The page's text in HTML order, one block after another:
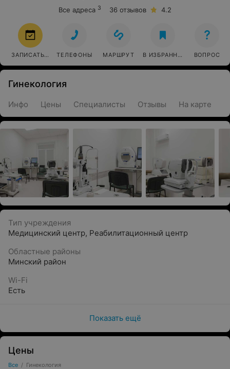
Все адреса 3 36 отзывов 4.2
ЗАПИСАТЬСЯ ТЕЛЕФОНЫ МАРШРУТ В ИЗБРАННОЕ ВОПРОС
Гинекология
Инфо Цены Специалисты Отзывы На карте
Тип учреждения
Медицинский центр, Реабилитационный центр
Областные районы
Минский район
Wi-Fi
Есть
Показать ещё
Цены
Все / Гинекология